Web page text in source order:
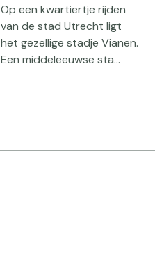
Op een kwartiertje rijden
van de stad Utrecht ligt
het gezellige stadje Vianen.
Een middeleeuwse sta...